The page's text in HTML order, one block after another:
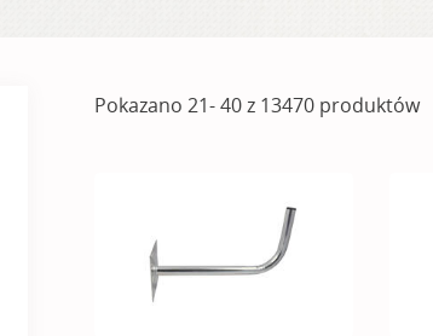
Pokazano 21- 40 z 13470 produktów